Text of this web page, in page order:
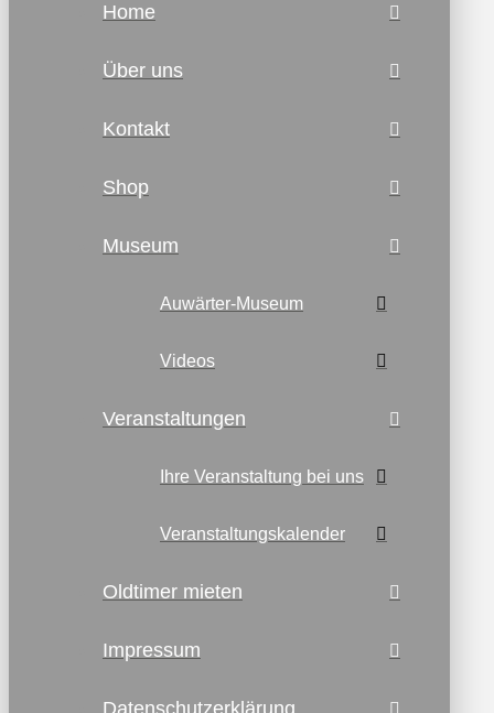
Home
Über uns
Kontakt
Shop
Museum
Auwärter-Museum
Videos
Veranstaltungen
Ihre Veranstaltung bei uns
Veranstaltungskalender
Oldtimer mieten
Impressum